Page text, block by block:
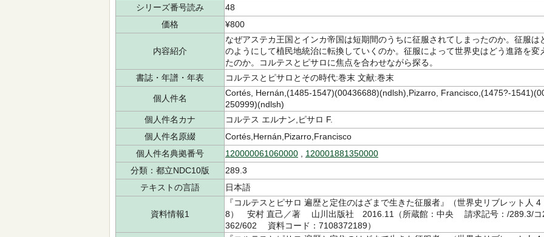
シリーズ番号読み
48
価格
¥800
内容紹介
なぜアステカ王国とインカ帝国は短期間のうちに征服されてしまったのか。征服は
のようにして植民地統治に転換していくのか。征服によって世界史はどう進路を変
たのか。コルテスとピサロに焦点を合わせながら探る。
書誌・年譜・年表
コルテスとピサロとその時代:巻末 文献:巻末
個人件名
Cortés, Hernán,(1485-1547)(00436688)(ndlsh),Pizarro, Francisco,(1475?-
250999)(ndlsh)
個人件名カナ
コルテス エルナン,ピサロ F.
個人件名原綴
Cortés,Hernán,Pizarro,Francisco
個人件名典拠番号
120000061060000
120001881350000
分類：都立NDC10版
289.3
テキストの言語
日本語
資料情報1
『コルテスとピサロ 遍歴と定住のはざまで生きた征服者』（世界史リブレット人 4
8） 安村 直己／著 山川出版社 2016.11（所蔵館：中央 請求記号：/289.3/コ
362/602 資料コード：7108372189）